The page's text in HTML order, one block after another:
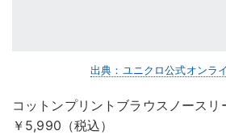
出典：ユニクロ公式オンラ
コットンプリントブラウスノースリ
￥5,990（税込）